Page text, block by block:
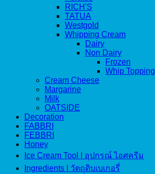
RICH'S
TATUA
Westgold
Whipping Cream
Dairy
Non Dairy
Frozen
Whip Topping
Cream Cheese
Margarine
Milk
OATSIDE
Decoration
FABBRI
FEBBRI
Honey
Ice Cream Tool | อุปกรณ์ ไอศครีม
Ingredients | วัตถุดิบเบเกอรี่